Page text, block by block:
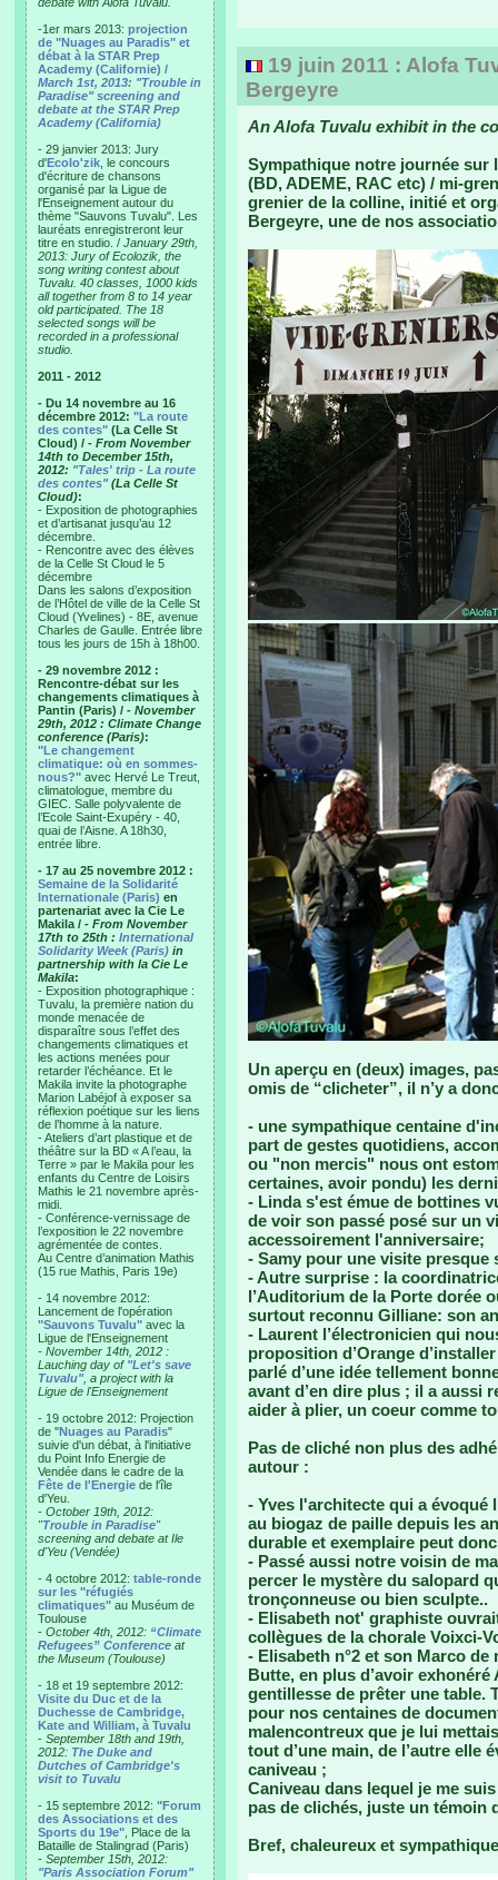
-1er mars 2013: projection
de "Nuages au Paradis" et
débat à la STAR Prep
Academy (Californie) /
March 1st, 2013: "Trouble in
Paradise" screening and
debate at the STAR Prep
Academy (California)
- 29 janvier 2013: Jury
d'Ecolo'zik , le concours
d'écriture de chansons
organisé par la Ligue de
l'Enseignement autour du
thème "Sauvons Tuvalu". Les
lauréats enregistreront leur
titre en studio. / January 29th,
2013: Jury of Ecolozik, the
song writing contest about
Tuvalu. 40 classes, 1000 kids
all together from 8 to 14 year
old participated. The 18
selected songs will be
recorded in a professional
studio.
2011 - 2012
- Du 14 novembre au 16
décembre 2012: "La route
des contes" (La Celle St
Cloud) / - From November
14th to December 15th,
2012: "Tales' trip - La route
des contes"(La Celle St
Cloud):
- Exposition de photographies
et d’artisanat jusqu’au 12
décembre.
- Rencontre avec des élèves
de la Celle St Cloud le 5
décembre
Dans les salons d’exposition
de l’Hôtel de ville de la Celle St
Cloud (Yvelines) - 8E, avenue
Charles de Gaulle. Entrée libre
tous les jours de 15h à 18h00.
- 29 novembre 2012 :
Rencontre-débat sur les
changements climatiques à
Pantin (Paris) / - November
29th, 2012 : Climate Change
conference (Paris):
"Le changement
climatique: où en sommes-
nous?" avec Hervé Le Treut,
climatologue, membre du
GIEC. Salle polyvalente de
l’Ecole Saint-Exupéry - 40,
quai de l’Aisne. A 18h30,
entrée libre.
- 17 au 25 novembre 2012 :
Semaine de la Solidarité
Internationale (Paris) en
partenariat avec la Cie Le
Makila / - From November
17th to 25th : International
Solidarity Week (Paris) in
partnership with la Cie Le
Makila:
- Exposition photographique :
Tuvalu, la première nation du
monde menacée de
disparaître sous l’effet des
changements climatiques et
les actions menées pour
retarder l’échéance. Et le
Makila invite la photographe
Marion Labéjof à exposer sa
réflexion poétique sur les liens
de l’homme à la nature.
- Ateliers d’art plastique et de
théâtre sur la BD « A l’eau, la
Terre » par le Makila pour les
enfants du Centre de Loisirs
Mathis le 21 novembre après-
midi.
- Conférence-vernissage de
l’exposition le 22 novembre
agrémentée de contes.
Au Centre d’animation Mathis
(15 rue Mathis, Paris 19e)
- 14 novembre 2012:
Lancement de l'opération
"Sauvons Tuvalu" avec la
Ligue de l'Enseignement
- November 14th, 2012 :
Lauching day of "Let's save
Tuvalu", a project with la
Ligue de l'Enseignement
- 19 octobre 2012: Projection
de "Nuages au Paradis"
suivie d'un débat, à l'initiative
du Point Info Energie de
Vendée dans le cadre de la
Fête de l'Energie de l'île
d'Yeu.
- October 19th, 2012:
"Trouble in Paradise"
screening and debate at Ile
d'Yeu (Vendée)
- 4 octobre 2012: table-ronde
sur les "réfugiés
climatiques" au Muséum de
Toulouse
- October 4th, 2012: “Climate
Refugees” Conference at
the Museum (Toulouse)
- 18 et 19 septembre 2012:
Visite du Duc et de la
Duchesse de Cambridge,
Kate and William, à Tuvalu
- September 18th and 19th,
2012: The Duke and
Dutches of Cambridge's
visit to Tuvalu
- 15 septembre 2012: "Forum
des Associations et des
Sports du 19e" , Place de la
Bataille de Stalingrad (Paris)
- September 15th, 2012:
"Paris Association Forum"
19 juin 2011 : Alofa
Bergeyre
An Alofa Tuvalu exhibit in the
Sympathique notre journée sur
(BD, ADEME, RAC etc) / mi-
grenier de la colline, initié et
Bergeyre, une de nos
Un aperçu en (deux) images,
omis de “clicheter”, il n’y a
- une sympathique centaine
part de gestes quotidiens,
ou "non mercis" nous ont
certaines, avoir pondu) les
- Linda s'est émue de bottines
de voir son passé posé sur un
accessoirement l'anniversaire;
- Samy pour une visite presque
- Autre surprise : la
l’Auditorium de la Porte dorée
surtout reconnu Gilliane: son
- Laurent l’électronicien qui
proposition d’Orange
parlé d’une idée tellement
avant d’en dire plus ; il a aussi
aider à plier, un coeur comme
Pas de cliché non plus des
autour :
- Yves l'architecte qui a évoqué
au biogaz de paille depuis les
durable et exemplaire peut
- Passé aussi notre voisin de
percer le mystère du salopard
tronçonneuse ou bien sculpte..
- Elisabeth not' graphiste
collègues de la chorale Voixci-
- Elisabeth n°2 et son Marco
Butte, en plus d’avoir exhonéré
gentillesse de prêter une table.
pour nos centaines de
malencontreux que je lui
tout d’une main, de l’autre elle
caniveau ;
Caniveau dans lequel je me
pas de clichés, juste un
Bref, chaleureux et